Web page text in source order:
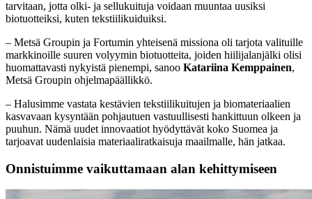
tarvitaan, jotta olki- ja sellukuituja voidaan muuntaa uusiksi
biotuotteiksi, kuten tekstiilikuiduiksi.
– Metsä Groupin ja Fortumin yhteisenä missiona oli tarjota valituille
markkinoille suuren volyymin biotuotteita, joiden hiilijalanjälki olisi
huomattavasti nykyistä pienempi, sanoo Katariina Kemppainen,
Metsä Groupin ohjelmapäällikkö.
– Halusimme vastata kestävien tekstiilikuitujen ja biomateriaalien
kasvavaan kysyntään pohjautuen vastuullisesti hankittuun olkeen ja
puuhun. Nämä uudet innovaatiot hyödyttävät koko Suomea ja
tarjoavat uudenlaisia materiaaliratkaisuja maailmalle, hän jatkaa.
Onnistuimme vaikuttamaan alan kehittymiseen